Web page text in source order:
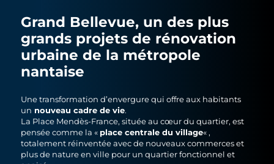
Grand Bellevue, un des plus
grands projets de rénovation
urbaine de la métropole
nantaise
Une transformation d’envergure qui offre aux habitants
un nouveau cadre de vie.
La Place Mendès-France, située au cœur du quartier, est
pensée comme la « place centrale du village« ,
totalement réinventée avec de nouveaux commerces et
plus de nature en ville pour un quartier fonctionnel et